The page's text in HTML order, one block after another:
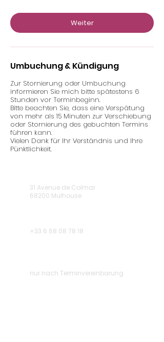
Weiter
Umbuchung & Kündigung
Zur Stornierung oder Umbuchung
informieren Sie mich bitte spätestens 6
Stunden vor Terminbeginn.
Bitte beachten Sie, dass eine Verspätung
von mehr als 15 Minuten zur Verschiebung
oder Stornierung des gebuchten Termins
führen kann.
Vielen Dank für Ihr Verständnis und Ihre
Pünktlichkeit.
31 Avenue de Colmar
68200 Mulhouse
+33 6 68 08 78 18
nur nach Terminvereinbarung